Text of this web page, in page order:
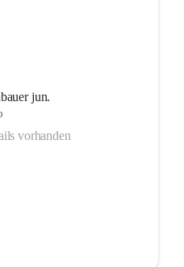
jun.
vorhanden